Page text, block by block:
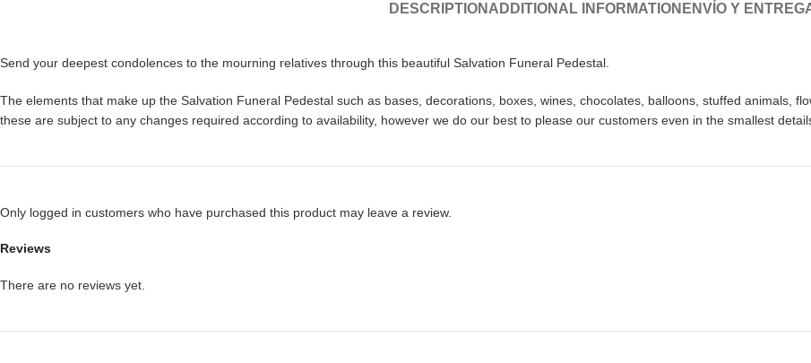
DESCRIPTION ADDITIONAL INFORMATION ENVÍO Y
Send your deepest condolences to the mourning relatives through this beautiful Salvation Funeral Pedestal.
The elements that make up the Salvation Funeral Pedestal such as bases, decorations, boxes, wines, chocolates, balloons, stuffed animals,
these are subject to any changes required according to availability, however we do our best to please our customers even in the smallest
Reviews
There are no reviews yet.
Only logged in customers who have purchased this product may leave a review.